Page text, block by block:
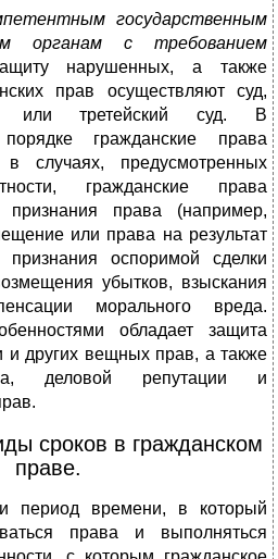
государственным
органам с требованием
нарушенных, а также
прав осуществляют суд,
или третейский суд. В
порядке гражданские права
случаях, предусмотренных
гражданские права
права (например,
или права на результат
признания оспоримой сделки
убытков, взыскания
морального вреда.
обладает защита
и других вещных прав, а также
деловой репутации и
сроков в гражданском
праве.
период времени, в который
права и выполняться